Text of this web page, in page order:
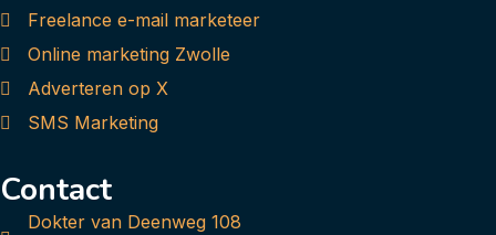
Freelance e-mail marketeer
Online marketing Zwolle
Adverteren op X
SMS Marketing
Contact
Dokter van Deenweg 108